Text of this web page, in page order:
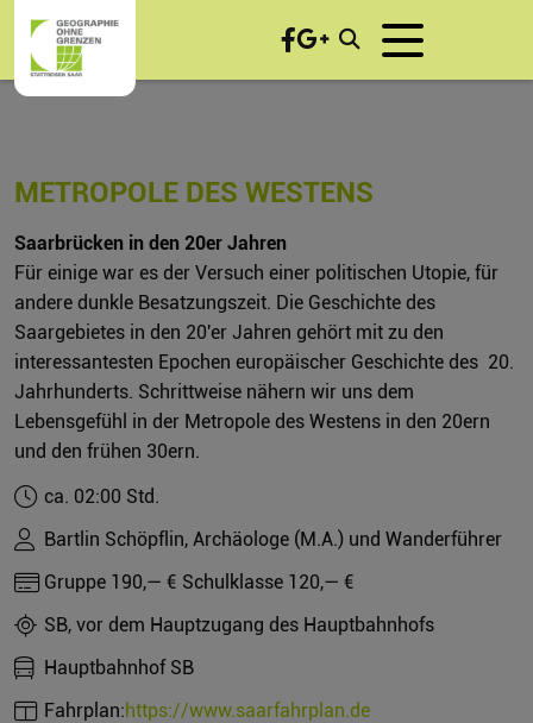
METROPOLE DES WESTENS
Saarbrücken in den 20er Jahren
Für einige war es der Versuch einer politischen Utopie, für
andere dunkle Besatzungszeit. Die Geschichte des
Saargebietes in den 20'er Jahren gehört mit zu den
interessantesten Epochen europäischer Geschichte des 20.
Jahrhunderts. Schrittweise nähern wir uns dem
Lebensgefühl in der Metropole des Westens in den 20ern
und den frühen 30ern.
ca. 02:00 Std.
Bartlin Schöpflin, Archäologe (M.A.) und Wanderführer
Gruppe 190,— € Schulklasse 120,— €
SB, vor dem Hauptzugang des Hauptbahnhofs
Hauptbahnhof SB
Fahrplan:https://www.saarfahrplan.de